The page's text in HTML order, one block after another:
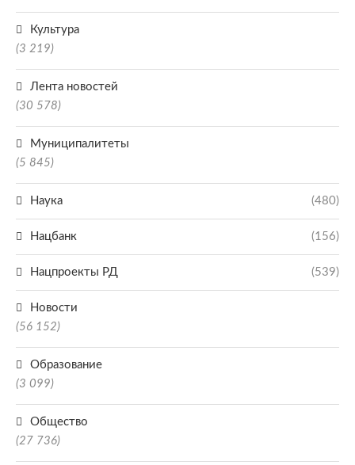
Культура
(3 219)
Лента новостей
(30 578)
Муниципалитеты
(5 845)
Наука (480)
Нацбанк (156)
Нацпроекты РД (539)
Новости
(56 152)
Образование
(3 099)
Общество
(27 736)